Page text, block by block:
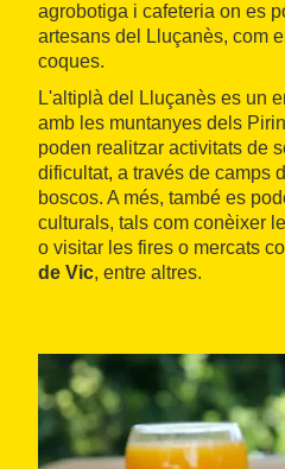
agrobotiga i cafeteria on es
artesans del Lluçanès, com
coques.
L'altiplà del Lluçanès es un
amb les muntanyes dels
poden realitzar activitats de
dificultat, a través de camps
boscos. A més, també es
culturals, tals com conèixer
o visitar les fires o mercats
de Vic, entre altres.